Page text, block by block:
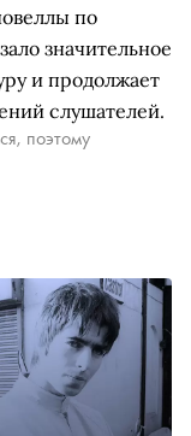
по
значительное
и продолжает
слушателей.
поэтому